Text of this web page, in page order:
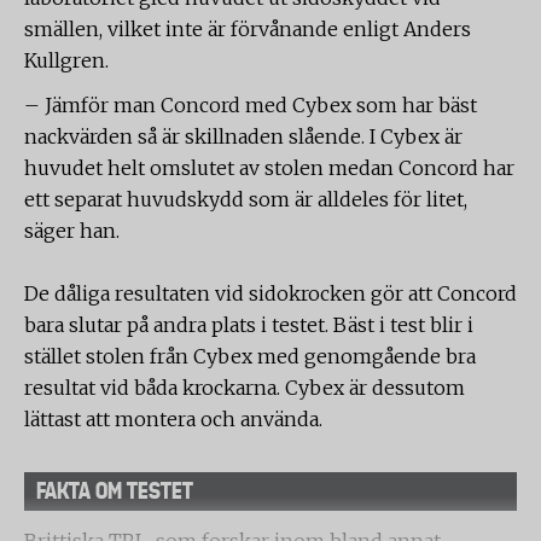
smällen, vilket inte är förvånande enligt Anders
Kullgren.
– Jämför man Concord med Cybex som har bäst
nackvärden så är skillnaden slående. I Cybex är
huvudet helt omslutet av stolen medan Concord har
ett separat huvudskydd som är alldeles för litet,
säger han.
De dåliga resultaten vid sidokrocken gör att Concord
bara slutar på andra plats i testet. Bäst i test blir i
stället stolen från Cybex med genomgående bra
resultat vid båda krockarna. Cybex är dessutom
lättast att montera och använda.
FAKTA OM TESTET